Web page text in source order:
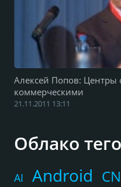
Алексей Попов: Центры
коммерческими
21.11.2011 13:11
Облако
AI Android